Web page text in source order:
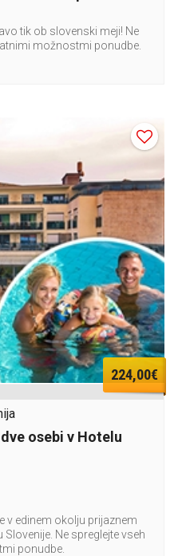
tik ob slovenski meji! Ne
možnostmi ponudbe.
224,00€
osebi v Hotelu
v edinem okolju prijaznem
Ne spreglejte vseh
ponudbe.